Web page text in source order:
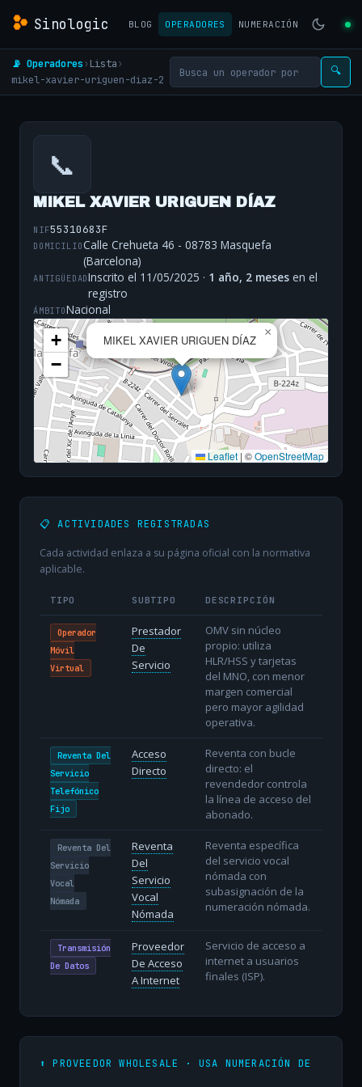
Sinologic BLOG OPERADORES NUMERACIÓN
📡 Operadores› Lista›
mikel-xavier-uriguen-diaz-2
🔍
📞
MIKEL XAVIER URIGUEN DÍAZ
NIF55310683F
DOMICILIOCalle Crehueta 46 - 08783 Masquefa
(Barcelona)
ANTIGÜEDADInscrito el 11/05/2025 · 1 año, 2 meses en el
registro
ÁMBITONacional
MIKEL XAVIER URIGUEN DÍAZ
×
+
−
Leaflet | ©OpenStreetMap
📋 ACTIVIDADES REGISTRADAS
Cada actividad enlaza a su página oficial con la normativa
aplicable.
TIPO SUBTIPO DESCRIPCIÓN
Operador
Móvil
Virtual
Prestador
De
Servicio
OMV sin núcleo
propio: utiliza
HLR/HSS y tarjetas
del MNO, con menor
margen comercial
pero mayor agilidad
operativa.
Reventa Del
Servicio
Telefónico
Fijo
Acceso
Directo
Reventa con bucle
directo: el
revendedor controla
la línea de acceso del
abonado.
Reventa Del
Servicio
Vocal
Nómada
Reventa
Del
Servicio
Vocal
Nómada
Reventa específica
del servicio vocal
nómada con
subasignación de la
numeración nómada.
Transmisión
De Datos
Proveedor
De Acceso
A Internet
Servicio de acceso a
internet a usuarios
finales (ISP).
⬆️ PROVEEDOR WHOLESALE · USA NUMERACIÓN DE